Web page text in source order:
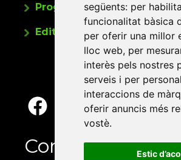
següents: per
funcionalitat bàsica
per oferir una millor
lloc web, per
interès pels nostres
serveis i per
interaccions de
oferir anuncis més
vostè.
Estic
Programa de publicacions
Editorials universitàries a
Contacte